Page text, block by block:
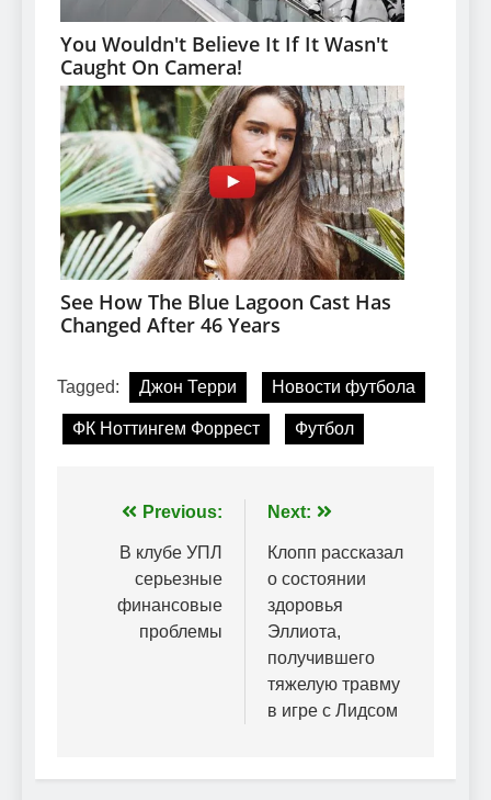
Tagged: Джон Терри Новости футбола
ФК Ноттингем Форрест Футбол
Навігація
записів
Previous:
В клубе УПЛ
серьезные
финансовые
проблемы
Next:
Клопп рассказал
о состоянии
здоровья
Эллиота,
получившего
тяжелую травму
в игре с Лидсом